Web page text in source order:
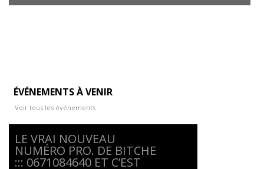
ÉVÉNEMENTS À VENIR
Voir tous les événements
LE VRAI NOUVEAU
NUMÉRO PRO. DE BITCHE
::: 0671084640 ET C’EST